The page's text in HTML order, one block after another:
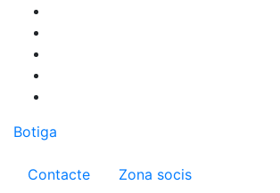
contingut
Botiga
Menú del compte
Contacte
Zona socis